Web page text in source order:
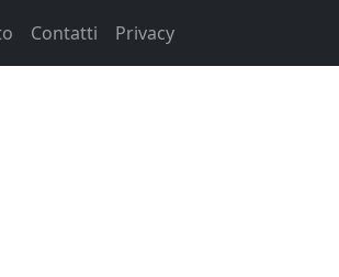
Contatti Privacy